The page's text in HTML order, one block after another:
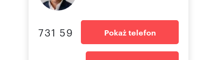
731 59 Pokaż telefon